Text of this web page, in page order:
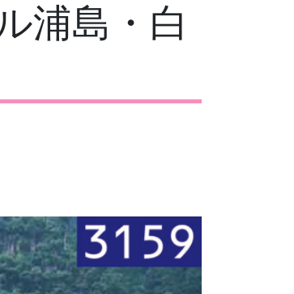
浦島・白